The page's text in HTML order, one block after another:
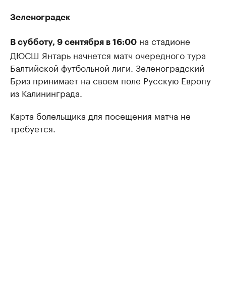
Зеленоградск
В субботу, 9 сентября в 16:00 на стадионе
ДЮСШ Янтарь начнется матч очередного тура
Балтийской футбольной лиги. Зеленоградский
Бриз принимает на своем поле Русскую Европу
из Калининграда.
Карта болельщика для посещения матча не
требуется.